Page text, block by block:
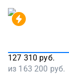
127 310 руб.
из 163 200 руб.